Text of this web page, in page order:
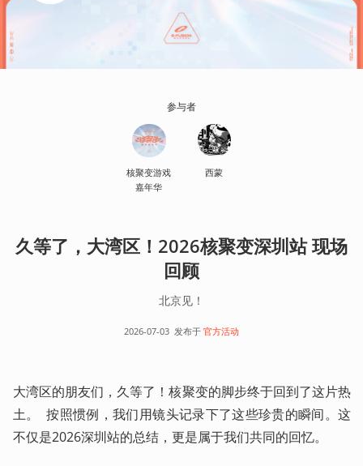
参与者
核聚变游戏
嘉年华
西蒙
久等了，大湾区！2026核聚变深圳站 现场
回顾
北京见！
2026-07-03 发布于 官方活动
大湾区的朋友们，久等了！核聚变的脚步终于回到了这片热
土。  按照惯例，我们用镜头记录下了这些珍贵的瞬间。这
不仅是2026深圳站的总结，更是属于我们共同的回忆。